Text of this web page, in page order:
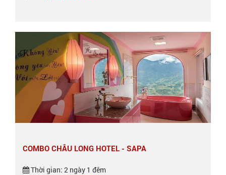
COMBO CHÂU LONG HOTEL - SAPA
Thời gian: 2 ngày 1 đêm